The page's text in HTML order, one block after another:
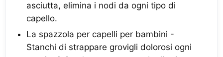
asciutta, elimina i nodi da ogni tipo di
capello.
La spazzola per capelli per bambini -
Stanchi di strappare grovigli dolorosi ogni